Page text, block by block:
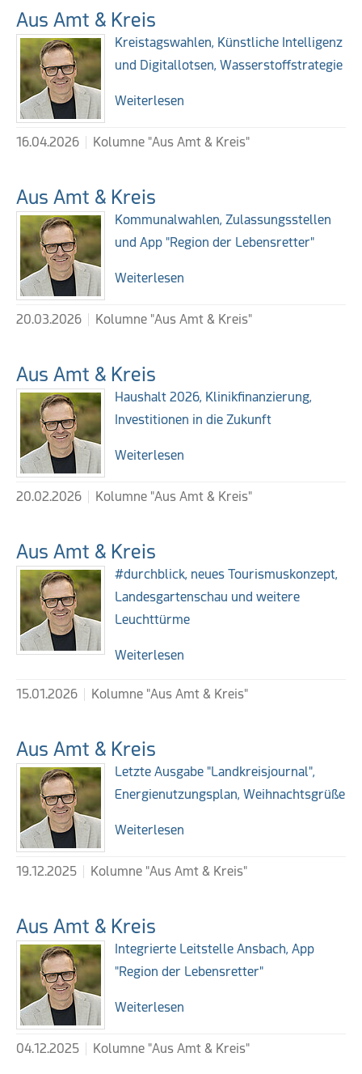
Aus Amt & Kreis
Kreistagswahlen, Künstliche Intelligenz
und Digitallotsen, Wasserstoffstrategie
Weiterlesen
16.04.2026 Kolumne "Aus Amt & Kreis"
Aus Amt & Kreis
Kommunalwahlen, Zulassungsstellen
und App "Region der Lebensretter"
Weiterlesen
20.03.2026 Kolumne "Aus Amt & Kreis"
Aus Amt & Kreis
Haushalt 2026, Klinikfinanzierung,
Investitionen in die Zukunft
Weiterlesen
20.02.2026 Kolumne "Aus Amt & Kreis"
Aus Amt & Kreis
#durchblick, neues Tourismuskonzept,
Landesgartenschau und weitere
Leuchttürme
Weiterlesen
15.01.2026 Kolumne "Aus Amt & Kreis"
Aus Amt & Kreis
Letzte Ausgabe "Landkreisjournal",
Energienutzungsplan, Weihnachtsgrüße
Weiterlesen
19.12.2025 Kolumne "Aus Amt & Kreis"
Aus Amt & Kreis
Integrierte Leitstelle Ansbach, App
"Region der Lebensretter"
Weiterlesen
04.12.2025 Kolumne "Aus Amt & Kreis"